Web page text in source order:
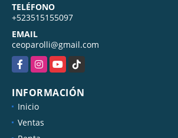
TELÉFONO
+523515155097
EMAIL
ceoparolli@gmail.com
FacebookInstagramYouTubeTikTok
INFORMACIÓN
Inicio
Ventas